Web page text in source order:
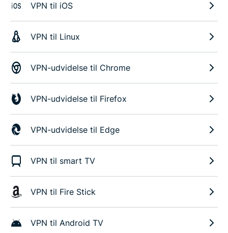
VPN til iOS
VPN til Linux
VPN-udvidelse til Chrome
VPN-udvidelse til Firefox
VPN-udvidelse til Edge
VPN til smart TV
VPN til Fire Stick
VPN til Android TV